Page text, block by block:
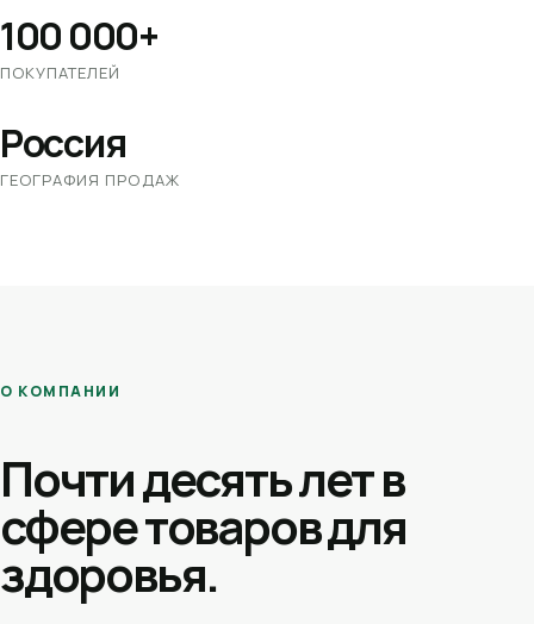
100 000+
ПОКУПАТЕЛЕЙ
Россия
ГЕОГРАФИЯ ПРОДАЖ
О КОМПАНИИ
Почти десять лет в
сфере товаров для
здоровья.